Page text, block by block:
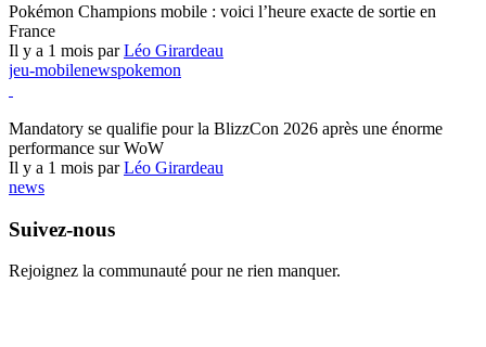
Pokémon Champions mobile : voici l’heure exacte de sortie en
France
Il y a 1 mois parLéo Girardeau
jeu-mobilenewspokemon
Mandatory se qualifie pour la BlizzCon 2026 après une énorme
performance sur WoW
Il y a 1 mois parLéo Girardeau
news
Suivez-nous
Rejoignez la communauté pour ne rien manquer.